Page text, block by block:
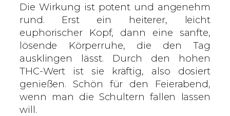
Die Wirkung ist potent und angenehm
rund. Erst ein heiterer, leicht
euphorischer Kopf, dann eine sanfte,
lösende Körperruhe, die den Tag
ausklingen lässt. Durch den hohen
THC-Wert ist sie kräftig, also dosiert
genießen. Schön für den Feierabend,
wenn man die Schultern fallen lassen
will.